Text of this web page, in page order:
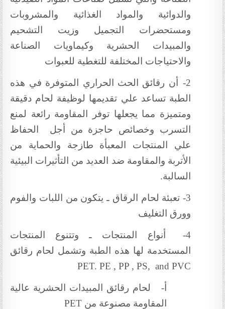
والدوائية والمواد الغذائية والمشروبات
ومستحضرات التجميل وزيت التشحيم
والمبيدات الحشرية وكيماويات الصناعة
والاحتياجات المختلفة للتغطية للعبوات
2-
أن رقائق الحث الحراري المتوفرة في هذه
الطبة تساعد علي تقديمها لوظيفة لحام دقيقة
ومتميزة مما يجعلها توفر المقاومة رائعة لمنع
التسرب وخصائص حاجزة من أجل الحفاظ
علي المنتجات المعبأة طازجة والحماية من
الأتربة والمقاومة ضد العديد من التأثيرات البيئية
السالبة.
3- تعبئة لحام الرقاق ـ يتكون من اللبات والفوم
وورق التغليف
4-
أنواع المنتجات ـ وتتنوع المنتجات
المستخدمة لها هذه الطبة وتشمل لحام رقائق
PET. PE , PP , PS, and PVC
أ‌-
لحام رقائق المبيدات الحشرية عالية
المقاومة مصنوعة منPET